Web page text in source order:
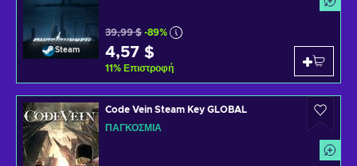
Steam
39,99 $ -89%
4,57 $
11% Επιστροφή
Code Vein Steam Key GLOBAL
ΠΑΓΚΌΣΜΙΑ